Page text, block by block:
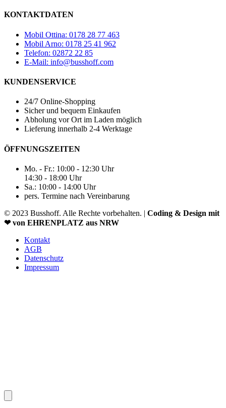
KONTAKTDATEN
Mobil Ottina: 0178 28 77 463
Mobil Arno: 0178 25 41 962
Telefon: 02872 22 85
E-Mail: info@busshoff.com
KUNDENSERVICE
24/7 Online-Shopping
Sicher und bequem Einkaufen
Abholung vor Ort im Laden möglich
Lieferung innerhalb 2-4 Werktage
ÖFFNUNGSZEITEN
Mo. - Fr.: 10:00 - 12:30 Uhr
14:30 - 18:00 Uhr
Sa.: 10:00 - 14:00 Uhr
pers. Termine nach Vereinbarung
© 2023 Busshoff. Alle Rechte vorbehalten. | Coding & Design mit
❤ von EHRENPLATZ aus NRW
Kontakt
AGB
Datenschutz
Impressum